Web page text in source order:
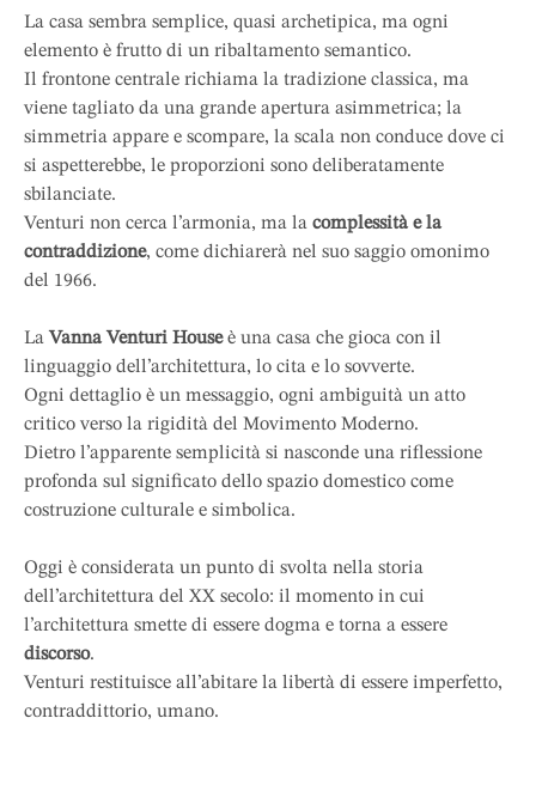
La casa sembra semplice, quasi archetipica, ma ogni
elemento è frutto di un ribaltamento semantico.
Il frontone centrale richiama la tradizione classica, ma
viene tagliato da una grande apertura asimmetrica; la
simmetria appare e scompare, la scala non conduce dove ci
si aspetterebbe, le proporzioni sono deliberatamente
sbilanciate.
Venturi non cerca l’armonia, ma la complessità e la
contraddizione, come dichiarerà nel suo saggio omonimo
del 1966.
La Vanna Venturi Houseè una casa che gioca con il
linguaggio dell’architettura, lo cita e lo sovverte.
Ogni dettaglio è un messaggio, ogni ambiguità un atto
critico verso la rigidità del Movimento Moderno.
Dietro l’apparente semplicità si nasconde una riflessione
profonda sul significato dello spazio domestico come
costruzione culturale e simbolica.
Oggi è considerata un punto di svolta nella storia
dell’architettura del XX secolo: il momento in cui
l’architettura smette di essere dogma e torna a essere
discorso.
Venturi restituisce all’abitare la libertà di essere imperfetto,
contraddittorio, umano.